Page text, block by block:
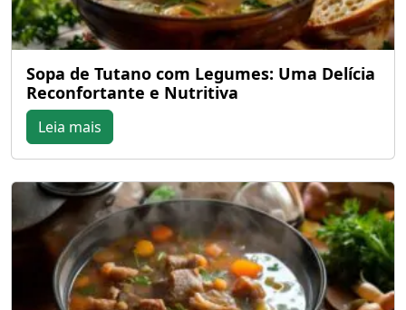
Sopa de Tutano com Legumes: Uma Delícia
Reconfortante e Nutritiva
Leia mais